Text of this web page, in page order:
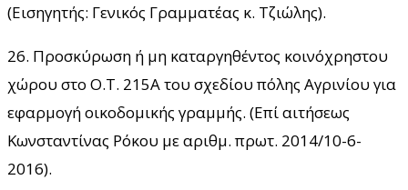
(Εισηγητής: Γενικός Γραμματέας κ. Τζιώλης).
26. Προσκύρωση ή μη καταργηθέντος κοινόχρηστου
χώρου στο Ο.Τ. 215Α του σχεδίου πόλης Αγρινίου για
εφαρμογή οικοδομικής γραμμής. (Επί αιτήσεως
Κωνσταντίνας Ρόκου με αριθμ. πρωτ. 2014/10-6-
2016).